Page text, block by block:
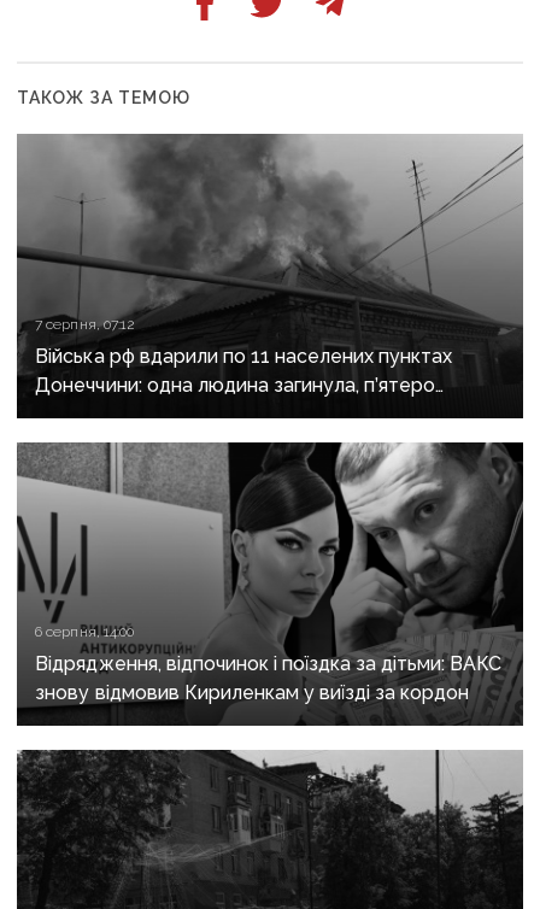
ТАКОЖ ЗА ТЕМОЮ
7 серпня, 07:12
Війська рф вдарили по 11 населених пунктах
Донеччини: одна людина загинула, п’ятеро
поранені
6 серпня, 14:00
Відрядження, відпочинок і поїздка за дітьми: ВАКС
знову відмовив Кириленкам у виїзді за кордон